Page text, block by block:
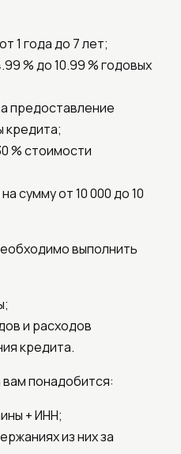
1 года до 7 лет;
% до 10.99 % годовых
предоставление
кредита;
% стоимости
сумму от 10 000 до 10
выполнить
и расходов
кредита.
понадобится:
+ ИНН;
из них за